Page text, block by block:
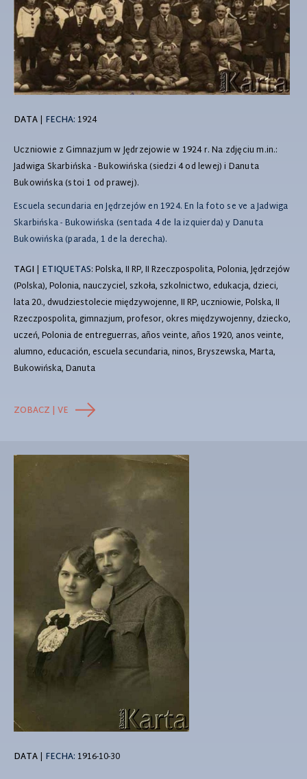
DATA| FECHA: 1924
Uczniowie z Gimnazjum w Jędrzejowie w 1924 r. Na zdjęciu m.in.:
Jadwiga Skarbińska - Bukowińska (siedzi 4 od lewej) i Danuta
Bukowińska (stoi 1 od prawej).
Escuela secundaria en Jędrzejów en 1924. En la foto se ve a Jadwiga
Skarbińska - Bukowińska (sentada 4 de la izquierda) y Danuta
Bukowińska (parada, 1 de la derecha).
TAGI | ETIQUETAS: Polska, II RP, II Rzeczpospolita, Polonia, Jędrzejów
(Polska), Polonia, nauczyciel, szkoła, szkolnictwo, edukacja, dzieci,
lata 20., dwudziestolecie międzywojenne, II RP, uczniowie, Polska, II
Rzeczpospolita, gimnazjum, profesor, okres międzywojenny, dziecko,
uczeń, Polonia de entreguerras, años veinte, años 1920, anos veinte,
alumno, educación, escuela secundaria, ninos, Bryszewska, Marta,
Bukowińska, Danuta
ZOBACZ | VE
DATA| FECHA: 1916-10-30